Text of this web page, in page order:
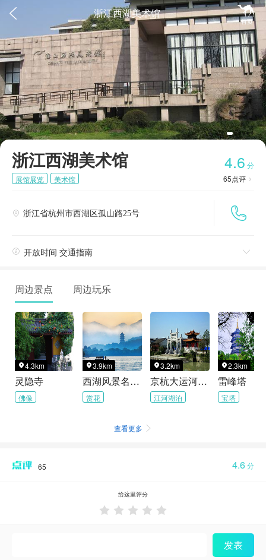
 
首页
浙江西湖美术馆
浙江西湖美术馆 4.6 分
65点评 
展馆展览 美术馆

 浙江省杭州市西湖区孤山路25号
 开放时间 交通指南 
周边景点 周边玩乐
4.3km
灵隐寺
佛像
3.9km
西湖风景名胜区
赏花
3.2km
京杭大运河杭州景区
江河湖泊
2.3km
雷峰塔
宝塔
查看更多 
65 4.6分
给这里评分
    
发表